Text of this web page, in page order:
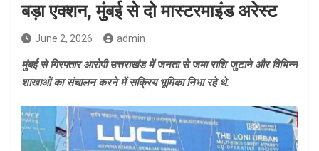
बड़ा एक्शन, मुंबई से दो मास्टरमाइंड अरेस्ट
June 2, 2026 admin
मुंबई से गिरफ्तार आरोपी उत्तराखंड में जनता से जमा राशि जुटाने और विभिन्न
शाखाओं का संचालन करने में सक्रिय भूमिका निभा रहे थे.